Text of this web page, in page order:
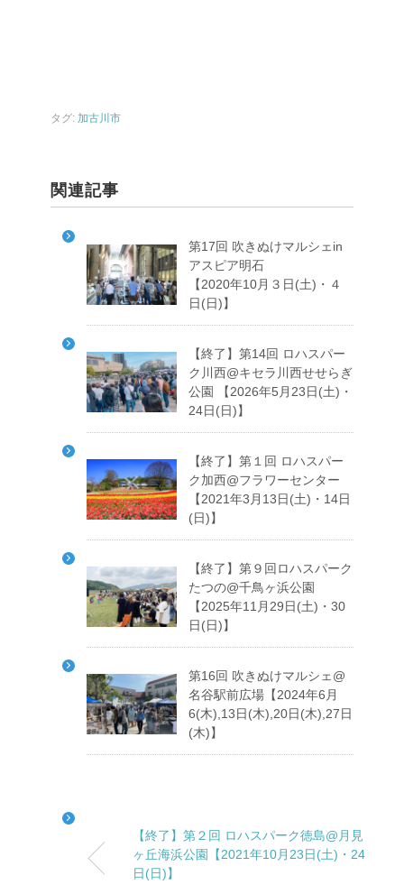
タグ: 加古川市
関連記事
第17回 吹きぬけマルシェin
アスピア明石
【2020年10月３日(土)・４
日(日)】
【終了】第14回 ロハスパー
ク川西@キセラ川西せせらぎ
公園 【2026年5月23日(土)・
24日(日)】
【終了】第１回 ロハスパー
ク加西@フラワーセンター
【2021年3月13日(土)・14日
(日)】
【終了】第９回ロハスパーク
たつの@千鳥ヶ浜公園
【2025年11月29日(土)・30
日(日)】
第16回 吹きぬけマルシェ@
名谷駅前広場【2024年6月
6(木),13日(木),20日(木),27日
(木)】
【終了】第２回 ロハスパーク徳島@月見
ヶ丘海浜公園【2021年10月23日(土)・24
日(日)】